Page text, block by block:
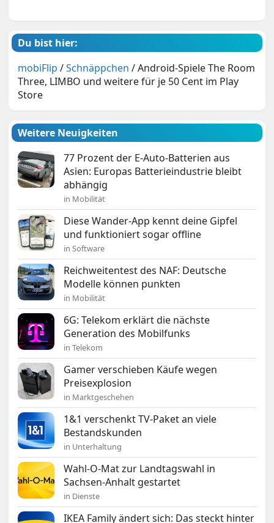
Du bist hier:
mobiFlip /Schnäppchen /Android-Spiele The Room
Three, LIMBO und weitere für je 50 Cent im Play
Store
Weitere Neuigkeiten
77 Prozent der E-Auto-Batterien aus
Asien: Europas Batterieindustrie bleibt
abhängig
in Mobilität
Diese Wander-App kennt deine Gipfel
und funktioniert sogar offline
in Software
Reichweitentest des NAF: Deutsche
Modelle können punkten
in Mobilität
6G: Telekom erklärt die nächste
Generation des Mobilfunks
in Telekom
Gamer verschieben Käufe wegen
Preisexplosion
in Marktgeschehen
1&1 verschenkt TV-Paket an viele
Bestandskunden
in Unterhaltung
Wahl-O-Mat zur Landtagswahl in
Sachsen-Anhalt gestartet
in Dienste
IKEA Family ändert sich: Das steckt hinter